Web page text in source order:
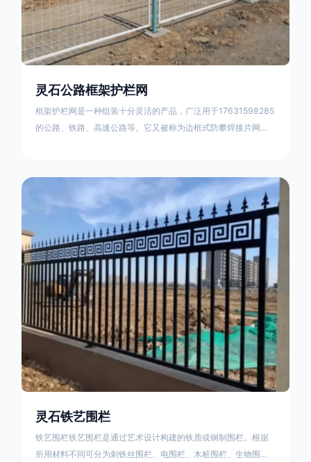
框架护栏网是一种组装十分灵活的产品，广泛用于17631598285
的公路、铁路、高速公路等。它又被称为边框式防攀焊接片网，
框架隔离栅等。框架护栏网采用优质盘条作为原材料，经由特殊
工艺加工而成，具有防腐、抗锈、美观等特点 。框架护栏网的安
装方法包括以下步骤：测量放线，原地面处理(换填夯实),顺坡和
开挖基坑，立柱临时定位，安装防护栏网片，浇筑立柱混泥土基
础，护栏网整体紧固及调整 。框架护栏网的规格包括以下内容：
网片高度